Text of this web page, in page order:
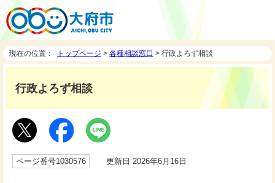
現在の位置： トップページ > 各種相談窓口 > 行政よろず相談
行政よろず相談
ページ番号1030576 更新日 2026年6月16日